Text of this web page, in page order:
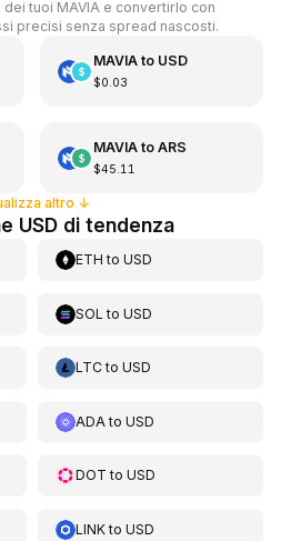
tuoi MAVIA e convertirlo con
precisi senza spread nascosti.
MAVIAto USD
$0.03
MAVIAto ARS
$45.11
altro ↓
USD di tendenza
ETH toUSD
SOL toUSD
LTCtoUSD
ADA toUSD
DOT toUSD
LINKtoUSD